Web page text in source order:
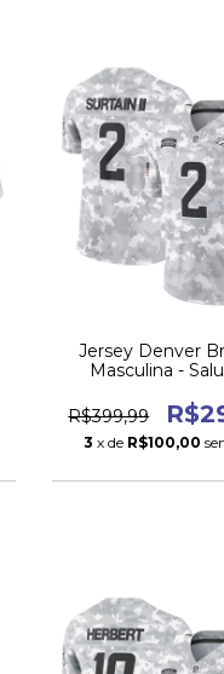
Jersey Denver
Masculina -
R$399,99
3 x de R$100,00